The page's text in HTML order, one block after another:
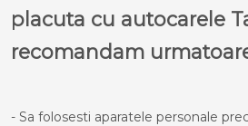
placuta cu autocarele
recomandam
- Sa folosesti aparatele personale